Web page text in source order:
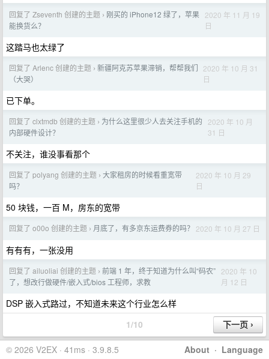
回复了 Zseventh 创建的主题 › 刚买的 iPhone12 绿了，苹果
能换货么？
2020 年 11 月 19
日
这踏马也太绿了
回复了 Arlenc 创建的主题 › 新疆阿克苏苹果滞销，帮帮我们
（大哭）
2020 年 10 月 31
日
已下单。
回复了 clxtmdb 创建的主题 › 为什么这里很少人去关注手机的
内部硬件设计？
2020 年 10 月
31 日
不关注，谁没事看那个
回复了 polyang 创建的主题 › 大家租房的时候看重宽带
吗？
2020 年 10 月 29
日
50 块钱，一百 M，房东的宽带
回复了 o00o 创建的主题 › 月底了，有多京东运费券的吗？ 2020 年 10 月 27 日
有有有，一张没用
回复了 ailuoliai 创建的主题 › 前端 1 年，终于知道为什么叫“码农”
了，想改行做硬件/嵌入式/bios 工程师，求教
2020 年 10
月 12 日
DSP 嵌入式路过，不知道未来这个行业怎么样
1/10
About · Language
© 2026 V2EX · 41ms · 3.9.8.5